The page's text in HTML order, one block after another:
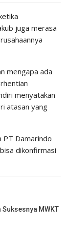
juga merasa
mengapa ada
menyatakan
atasan yang
PT Damarindo
dikonfirmasi
MWKT